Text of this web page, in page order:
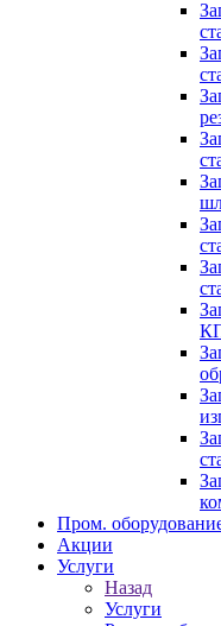
Пром.
Акции
Услуги
Назад
Услуги